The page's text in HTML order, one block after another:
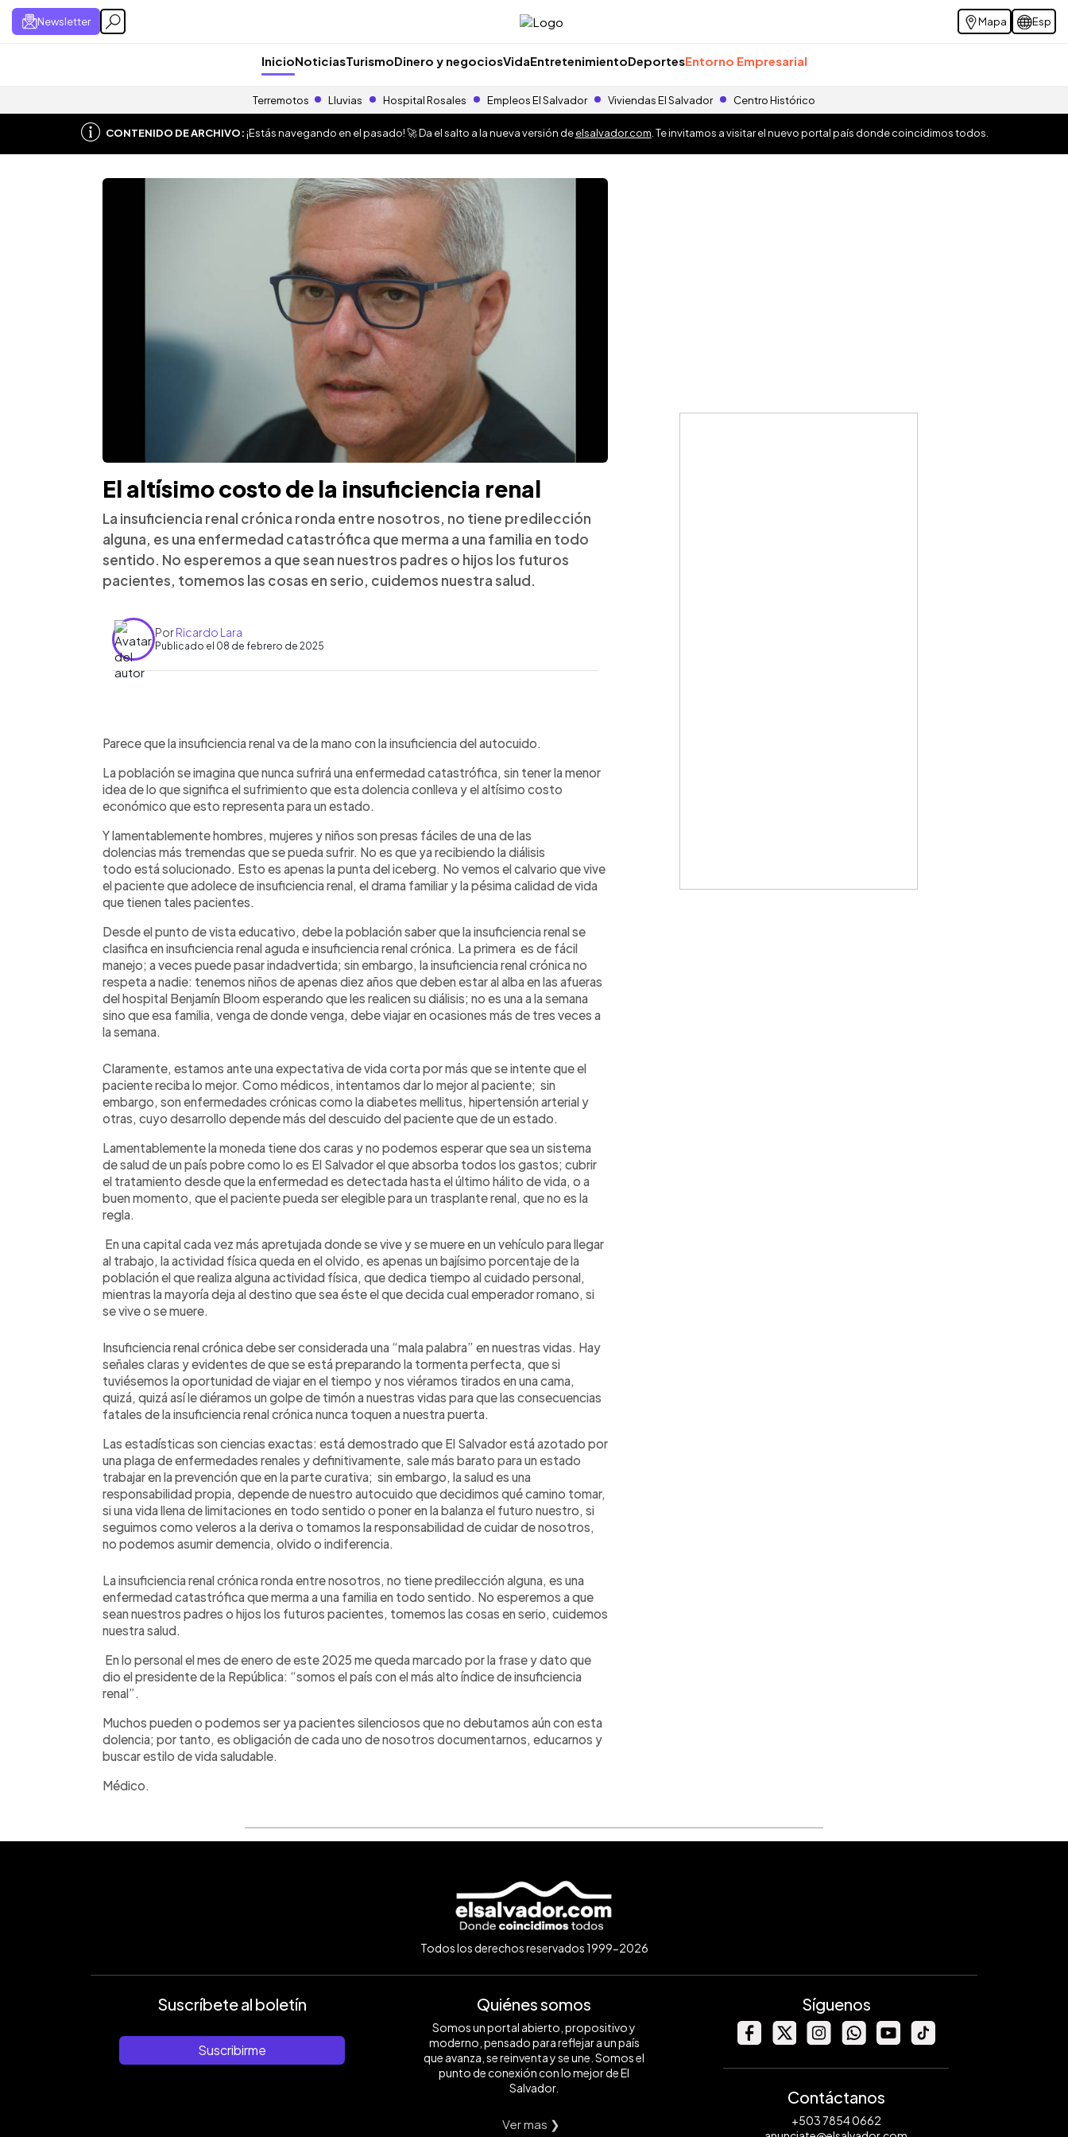
Newsletter Mapa Esp
InicioNoticiasTurismoDinero y negociosVidaEntretenimientoDeportesEntorno Empresarial
Terremotos Lluvias Hospital Rosales Empleos El Salvador Viviendas El Salvador Centro Histórico
CONTENIDO DE ARCHIVO:¡Estás navegando en el pasado! 🚀 Da el salto a la nueva versión deelsalvador.com . Te invitamos a visitar el nuevo portal país donde coincidimos todos.
El altísimo costo de la insuficiencia renal
La insuficiencia renal crónica ronda entre nosotros, no tiene predilección
alguna, es una enfermedad catastrófica que merma a una familia en todo
sentido. No esperemos a que sean nuestros padres o hijos los futuros
pacientes, tomemos las cosas en serio, cuidemos nuestra salud.
PorRicardo Lara
Publicado el 08 de febrero de 2025
Escuchar artículo
Parece que la insuficiencia renal va de la mano con la insuficiencia del autocuido.
La población se imagina que nunca sufrirá una enfermedad catastrófica, sin tener la menor
idea de lo que significa el sufrimiento que esta dolencia conlleva y el altísimo costo
económico que esto representa para un estado.
Y lamentablemente hombres, mujeres y niños son presas fáciles de una de las
dolencias más tremendas que se pueda sufrir. No es que ya recibiendo la diálisis
todo está solucionado. Esto es apenas la punta del iceberg. No vemos el calvario que vive
el paciente que adolece de insuficiencia renal, el drama familiar y la pésima calidad de vida
que tienen tales pacientes.
Desde el punto de vista educativo, debe la población saber que la insuficiencia renal se
clasifica en insuficiencia renal aguda e insuficiencia renal crónica. La primera es de fácil
manejo; a veces puede pasar indadvertida; sin embargo, la insuficiencia renal crónica no
respeta a nadie: tenemos niños de apenas diez años que deben estar al alba en las afueras
del hospital Benjamín Bloom esperando que les realicen su diálisis; no es una a la semana
sino que esa familia, venga de donde venga, debe viajar en ocasiones más de tres veces a
la semana.
Claramente, estamos ante una expectativa de vida corta por más que se intente que el
paciente reciba lo mejor. Como médicos, intentamos dar lo mejor al paciente; sin
embargo, son enfermedades crónicas como la diabetes mellitus, hipertensión arterial y
otras, cuyo desarrollo depende más del descuido del paciente que de un estado.
Lamentablemente la moneda tiene dos caras y no podemos esperar que sea un sistema
de salud de un país pobre como lo es El Salvador el que absorba todos los gastos; cubrir
el tratamiento desde que la enfermedad es detectada hasta el último hálito de vida, o a
buen momento, que el paciente pueda ser elegible para un trasplante renal, que no es la
regla.
En una capital cada vez más apretujada donde se vive y se muere en un vehículo para llegar
al trabajo, la actividad física queda en el olvido, es apenas un bajísimo porcentaje de la
población el que realiza alguna actividad física, que dedica tiempo al cuidado personal,
mientras la mayoría deja al destino que sea éste el que decida cual emperador romano, si
se vive o se muere.
Insuficiencia renal crónica debe ser considerada una “mala palabra” en nuestras vidas. Hay
señales claras y evidentes de que se está preparando la tormenta perfecta, que si
tuviésemos la oportunidad de viajar en el tiempo y nos viéramos tirados en una cama,
quizá, quizá así le diéramos un golpe de timón a nuestras vidas para que las consecuencias
fatales de la insuficiencia renal crónica nunca toquen a nuestra puerta.
Las estadísticas son ciencias exactas: está demostrado que El Salvador está azotado por
una plaga de enfermedades renales y definitivamente, sale más barato para un estado
trabajar en la prevención que en la parte curativa; sin embargo, la salud es una
responsabilidad propia, depende de nuestro autocuido que decidimos qué camino tomar,
si una vida llena de limitaciones en todo sentido o poner en la balanza el futuro nuestro, si
seguimos como veleros a la deriva o tomamos la responsabilidad de cuidar de nosotros,
no podemos asumir demencia, olvido o indiferencia.
La insuficiencia renal crónica ronda entre nosotros, no tiene predilección alguna, es una
enfermedad catastrófica que merma a una familia en todo sentido. No esperemos a que
sean nuestros padres o hijos los futuros pacientes, tomemos las cosas en serio, cuidemos
nuestra salud.
En lo personal el mes de enero de este 2025 me queda marcado por la frase y dato que
dio el presidente de la República: “somos el país con el más alto índice de insuficiencia
renal”.
Muchos pueden o podemos ser ya pacientes silenciosos que no debutamos aún con esta
dolencia; por tanto, es obligación de cada uno de nosotros documentarnos, educarnos y
buscar estilo de vida saludable.
Médico.
Todos los derechos reservados 1999-2026
Suscríbete al boletín
Suscribirme
Quiénes somos
Somos un portal abierto, propositivo y
moderno, pensado para reflejar a un país
que avanza, se reinventa y se une. Somos el
punto de conexión con lo mejor de El
Salvador.
Ver mas ❯
Síguenos
Contáctanos
+503 7854 0662